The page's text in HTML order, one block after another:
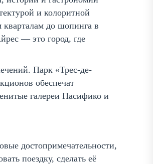
и колоритной
до шопинга в
— это город, где
Парк «Трес-де-
обеспечат
галереи Пасифико и
достопримечательности,
поездку, сделать её